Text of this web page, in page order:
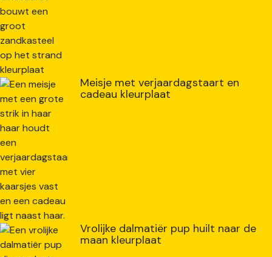
Meisje met verjaardagstaart en
cadeau kleurplaat
Vrolijke dalmatiër pup huilt naar de
maan kleurplaat